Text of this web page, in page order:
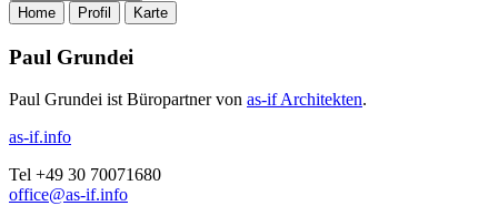
Home Profil Karte
Paul Grundei
Paul Grundei ist Büropartner von as-if Architekten.
as-if.info
Tel +49 30 70071680
office@as-if.info